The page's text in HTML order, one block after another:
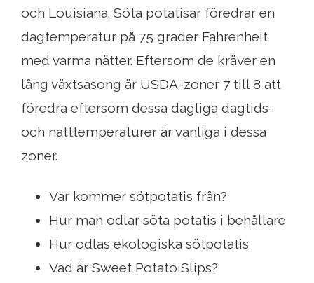
och Louisiana. Söta potatisar föredrar en
dagtemperatur på 75 grader Fahrenheit
med varma nätter. Eftersom de kräver en
lång växtsäsong är USDA-zoner 7 till 8 att
föredra eftersom dessa dagliga dagtids-
och natttemperaturer är vanliga i dessa
zoner.
Var kommer sötpotatis från?
Hur man odlar söta potatis i behållare
Hur odlas ekologiska sötpotatis
Vad är Sweet Potato Slips?